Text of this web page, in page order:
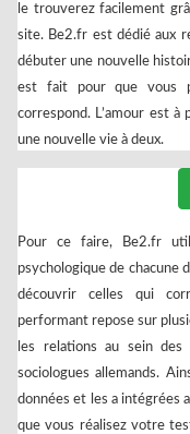
le trouverez facilement
site. Be2.fr est dédié aux
débuter une nouvelle
est fait pour que vous
correspond. L’amour est
une nouvelle vie à deux.
Pour ce faire, Be2.fr
psychologique de chacune
découvrir celles qui
performant repose sur
les relations au sein des
sociologues allemands.
données et les a intégrées
que vous réalisez votre